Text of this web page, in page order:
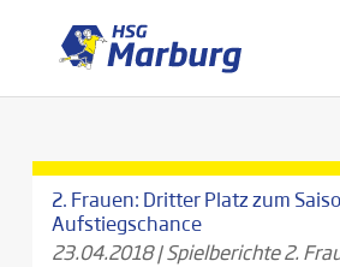
2. Frauen: Dritter Platz zum
Aufstiegschance
23.04.2018|Spielberichte 2.